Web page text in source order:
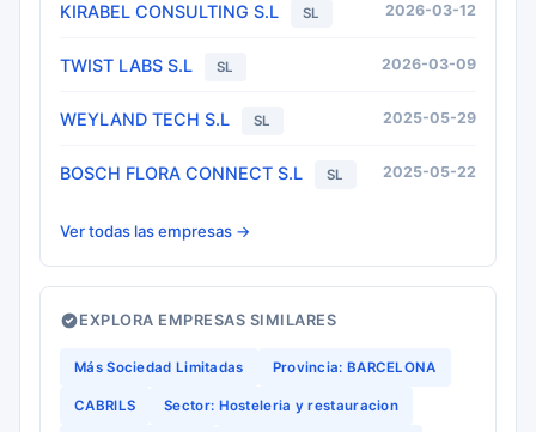
KIRABEL CONSULTING S.L SL 2026-03-12
TWIST LABS S.L SL 2026-03-09
WEYLAND TECH S.L SL 2025-05-29
BOSCH FLORA CONNECT S.L SL 2025-05-22
Ver todas las empresas →
EXPLORA EMPRESAS SIMILARES
Más Sociedad Limitadas Provincia: BARCELONA
CABRILS Sector: Hosteleria y restauracion